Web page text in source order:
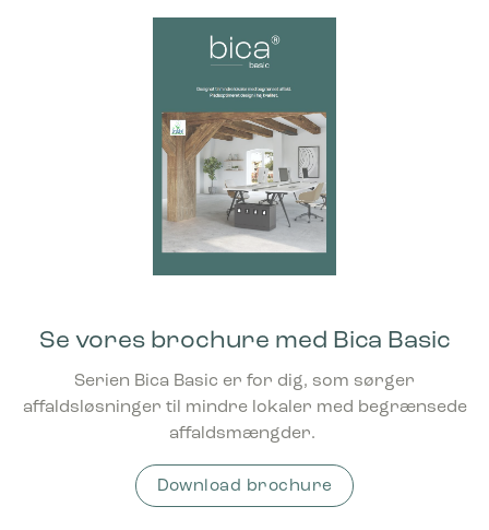
Se vores brochure med Bica Basic
Serien Bica Basic er for dig, som sørger
affaldsløsninger til mindre lokaler med begrænsede
affaldsmængder.
Download brochure